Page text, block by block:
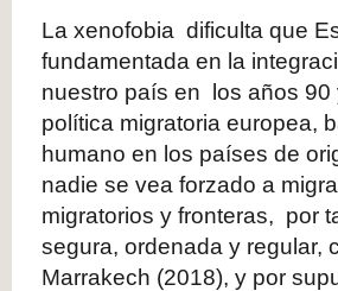
La xenofobia dificulta que
fundamentada en la
nuestro país en los años
política migratoria europea,
humano en los países de
nadie se vea forzado a
migratorios y fronteras, por
segura, ordenada y regular,
Marrakech (2018), y por